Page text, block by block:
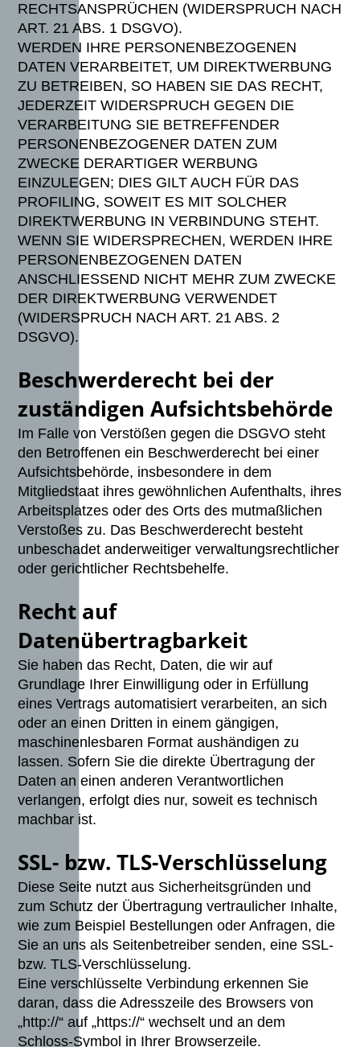
RECHTSANSPRÜCHEN (WIDERSPRUCH NACH
ART. 21 ABS. 1 DSGVO).
WERDEN IHRE PERSONENBEZOGENEN
DATEN VERARBEITET, UM DIREKTWERBUNG
ZU BETREIBEN, SO HABEN SIE DAS RECHT,
JEDERZEIT WIDERSPRUCH GEGEN DIE
VERARBEITUNG SIE BETREFFENDER
PERSONENBEZOGENER DATEN ZUM
ZWECKE DERARTIGER WERBUNG
EINZULEGEN; DIES GILT AUCH FÜR DAS
PROFILING, SOWEIT ES MIT SOLCHER
DIREKTWERBUNG IN VERBINDUNG STEHT.
WENN SIE WIDERSPRECHEN, WERDEN IHRE
PERSONENBEZOGENEN DATEN
ANSCHLIESSEND NICHT MEHR ZUM ZWECKE
DER DIREKTWERBUNG VERWENDET
(WIDERSPRUCH NACH ART. 21 ABS. 2
DSGVO).
Beschwerderecht bei der
zuständigen Aufsichtsbehörde
Im Falle von Verstößen gegen die DSGVO steht
den Betroffenen ein Beschwerderecht bei einer
Aufsichtsbehörde, insbesondere in dem
Mitgliedstaat ihres gewöhnlichen Aufenthalts, ihres
Arbeitsplatzes oder des Orts des mutmaßlichen
Verstoßes zu. Das Beschwerderecht besteht
unbeschadet anderweitiger verwaltungsrechtlicher
oder gerichtlicher Rechtsbehelfe.
Recht auf
Datenübertragbarkeit
Sie haben das Recht, Daten, die wir auf
Grundlage Ihrer Einwilligung oder in Erfüllung
eines Vertrags automatisiert verarbeiten, an sich
oder an einen Dritten in einem gängigen,
maschinenlesbaren Format aushändigen zu
lassen. Sofern Sie die direkte Übertragung der
Daten an einen anderen Verantwortlichen
verlangen, erfolgt dies nur, soweit es technisch
machbar ist.
SSL- bzw. TLS-Verschlüsselung
Diese Seite nutzt aus Sicherheitsgründen und
zum Schutz der Übertragung vertraulicher Inhalte,
wie zum Beispiel Bestellungen oder Anfragen, die
Sie an uns als Seitenbetreiber senden, eine SSL-
bzw. TLS-Verschlüsselung.
Eine verschlüsselte Verbindung erkennen Sie
daran, dass die Adresszeile des Browsers von
„http://“ auf „https://“ wechselt und an dem
Schloss-Symbol in Ihrer Browserzeile.